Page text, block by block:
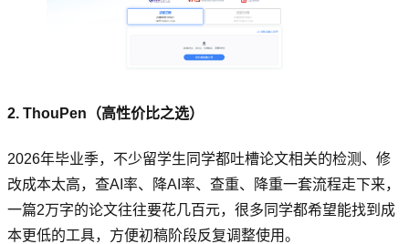
2. ThouPen（高性价比之选）
2026年毕业季，不少留学生同学都吐槽论文相关的检测、修
改成本太高，查AI率、降AI率、查重、降重一套流程走下来，
一篇2万字的论文往往要花几百元，很多同学都希望能找到成
本更低的工具，方便初稿阶段反复调整使用。